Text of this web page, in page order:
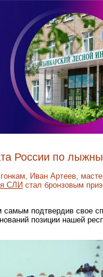
России по
Иван Артеев,
СЛИ стал бронзовым
подтвердив свое
позиции нашей